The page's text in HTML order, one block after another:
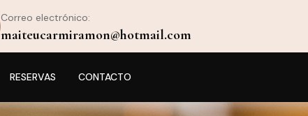
Correo electrónico:
maiteucarmiramon@hotmail.com
RESERVAS CONTACTO